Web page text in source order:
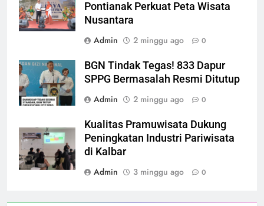
Pontianak Perkuat Peta Wisata
Nusantara
Admin
2 minggu ago 0
BGN Tindak Tegas! 833 Dapur
SPPG Bermasalah Resmi Ditutup
Admin
2 minggu ago 0
Kualitas Pramuwisata Dukung
Peningkatan Industri Pariwisata
di Kalbar
Admin
3 minggu ago 0